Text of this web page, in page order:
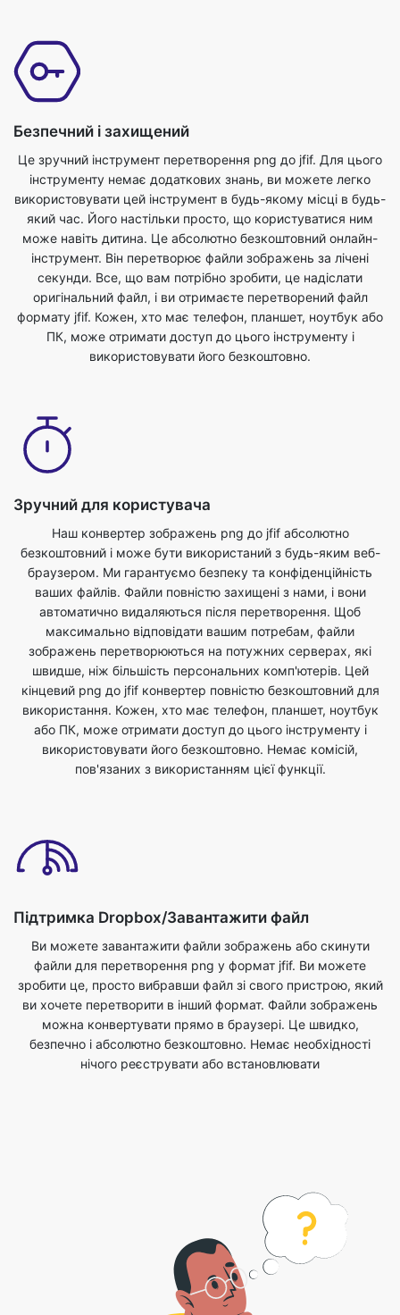
Безпечний і захищений
Це зручний інструмент перетворення png до jfif. Для цього
інструменту немає додаткових знань, ви можете легко
використовувати цей інструмент в будь-якому місці в будь-
який час. Його настільки просто, що користуватися ним
може навіть дитина. Це абсолютно безкоштовний онлайн-
інструмент. Він перетворює файли зображень за лічені
секунди. Все, що вам потрібно зробити, це надіслати
оригінальний файл, і ви отримаєте перетворений файл
формату jfif. Кожен, хто має телефон, планшет, ноутбук або
ПК, може отримати доступ до цього інструменту і
використовувати його безкоштовно.
Зручний для користувача
Наш конвертер зображень png до jfif абсолютно
безкоштовний і може бути використаний з будь-яким веб-
браузером. Ми гарантуємо безпеку та конфіденційність
ваших файлів. Файли повністю захищені з нами, і вони
автоматично видаляються після перетворення. Щоб
максимально відповідати вашим потребам, файли
зображень перетворюються на потужних серверах, які
швидше, ніж більшість персональних комп'ютерів. Цей
кінцевий png до jfif конвертер повністю безкоштовний для
використання. Кожен, хто має телефон, планшет, ноутбук
або ПК, може отримати доступ до цього інструменту і
використовувати його безкоштовно. Немає комісій,
пов'язаних з використанням цієї функції.
Підтримка Dropbox/Завантажити файл
Ви можете завантажити файли зображень або скинути
зробити це, просто вибравши файл зі свого пристрою, який
ви хочете перетворити в інший формат. Файли зображень
можна конвертувати прямо в браузері. Це швидко,
безпечно і абсолютно безкоштовно. Немає необхідності
нічого реєструвати або встановлювати